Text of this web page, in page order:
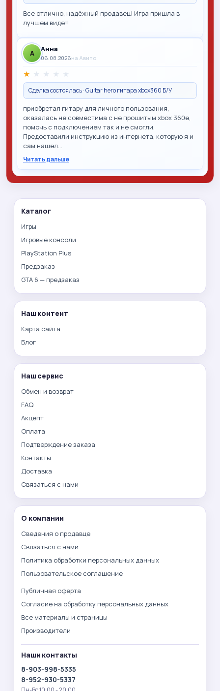
Все отлично, надёжный продавец! Игра пришла в
лучшем виде!!
A Анна
06.08.2026на Авито
★ ★ ★ ★ ★
Сделка состоялась · Guitar hero гитара xbox360 Б/У
приобретал гитару для личного пользования,
оказалась не совместима с не прошитым xbox 360e,
помочь с подключением так и не смогли.
Предоставили инструкцию из интернета, которую я и
сам нашел…
Читать дальше
Каталог
Игры
Игровые консоли
PlayStation Plus
Предзаказ
GTA 6 — предзаказ
Наш контент
Карта сайта
Блог
Наш сервис
Обмен и возврат
FAQ
Акцепт
Оплата
Подтверждение заказа
Контакты
Доставка
Связаться с нами
О компании
Сведения о продавце
Связаться с нами
Политика обработки персональных данных
Пользовательское соглашение
Публичная оферта
Согласие на обработку персональных данных
Все материалы и страницы
Производители
Наши контакты
8-903-998-5335
8-952-930-5337